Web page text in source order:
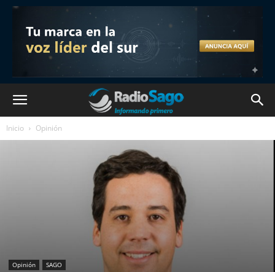
Inicio Opinión
Opinión SAGO